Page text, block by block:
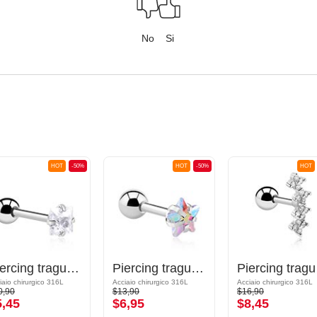
No Si
-50%
HOT
Piercing tragus con brillantino
chirurgico 316L
-50%
HOT
Piercing tragus con stella di cristallo
Acciaio chirurgico 316L
$13,90
$6,95
HOT
Acciaio chirurgico 316L
$16,90
$8,45